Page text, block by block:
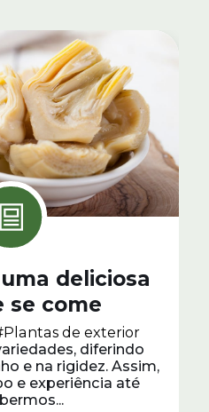
deliciosa
se come
de exterior
diferindo
e na rigidez. Assim,
e experiência até